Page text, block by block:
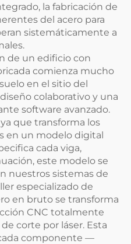
la fabricación de
del acero para
sistemáticamente a
de un edificio con
comienza mucho
en el sitio del
colaborativo y una
software avanzado.
que transforma los
en un modelo digital
cada viga,
este modelo se
nuestros sistemas de
especializado de
en bruto se transforma
CNC totalmente
corte por láser. Esta
componente —